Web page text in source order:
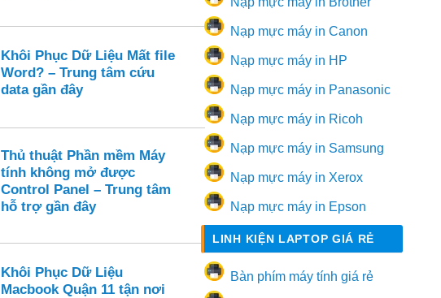
Khôi Phục Dữ Liệu Mất file
Word? – Trung tâm cứu
data gần đây
Thủ thuật Phần mềm Máy
tính không mở được
Control Panel – Trung tâm
hỗ trợ gần đây
Khôi Phục Dữ Liệu
Macbook Quận 11 tận nơi
Nạp mực máy in Canon
Nạp mực máy in HP
Nạp mực máy in Panasonic
Nạp mực máy in Ricoh
Nạp mực máy in Samsung
Nạp mực máy in Xerox
Nạp mực máy in Epson
LINH KIỆN LAPTOP GIÁ RẺ
Bàn phím máy tính giá rẻ